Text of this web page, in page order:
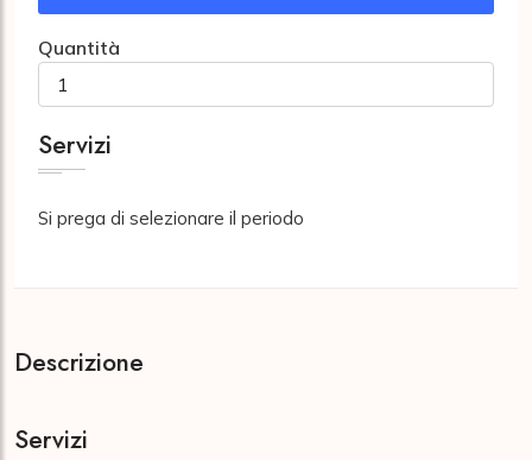
Quantità
Servizi
Si prega di selezionare il periodo
Descrizione
Servizi